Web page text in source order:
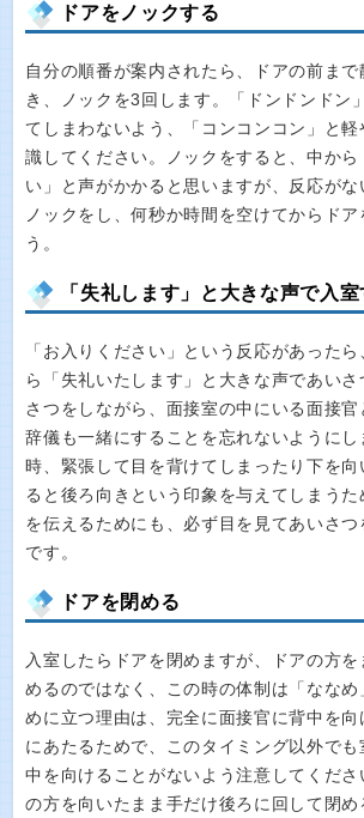
ドアをノックする
自分の順番が案内されたら、ドアの前ま
き、ノックを3回します。「ドンドンドン
てしまわないよう、「コンコンコン」と
識してください。ノックをすると、中から
い」と声がかかると思いますが、反応が
ノックをし、何秒か時間を空けてからドア
う。
「失礼します」と大きな声で入室
「お入りください」という反応があった
ら「失礼いたします」と大きな声であい
さつをしながら、面接室の中にいる面接
辞儀も一緒にすることを忘れないように
時、緊張して目を背けてしまったり下を向
ると後ろ向きという印象を与えてしまう
を伝えるためにも、必ず目を見てあいさ
です。
ドアを閉める
入室したらドアを閉めますが、ドアの方
めるのではなく、この時の体制は「ななめ
めに立つ理由は、完全に面接官に背中を
にあたるためで、このタイミング以外で
中を向けることがないよう注意してくださ
の方を向いたまま手だけ後ろに回して閉め